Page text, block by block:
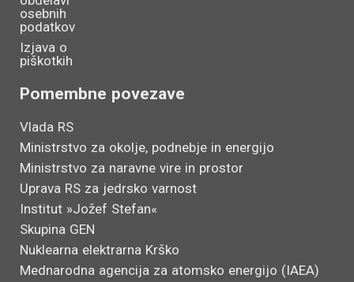
osebnih
podatkov
Izjava o
piškotkih
Pomembne povezave
Vlada RS
Ministrstvo za okolje, podnebje in energijo
Ministrstvo za naravne vire in prostor
Uprava RS za jedrsko varnost
Institut »Jožef Stefan«
Skupina GEN
Nuklearna elektrarna Krško
Mednarodna agencija za atomsko energijo (IAEA)